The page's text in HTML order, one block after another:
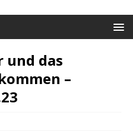
und das
–